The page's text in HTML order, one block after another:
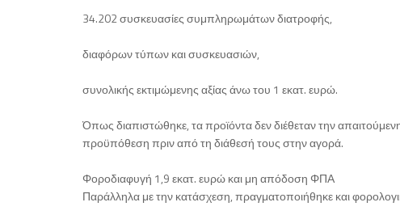
34.202 συσκευασίες συμπληρωμάτων διατροφής,
διαφόρων τύπων και συσκευασιών,
συνολικής εκτιμώμενης αξίας άνω του 1 εκατ. ευρώ.
Όπως διαπιστώθηκε, τα προϊόντα δεν διέθεταν την
προϋπόθεση πριν από τη διάθεσή τους στην αγορά.
Φοροδιαφυγή 1,9 εκατ. ευρώ και μη απόδοση ΦΠΑ
Παράλληλα με την κατάσχεση, πραγματοποιήθηκε και